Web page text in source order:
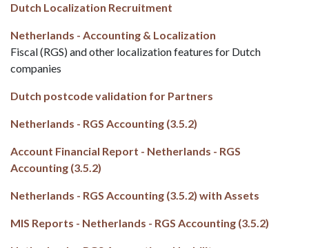
Dutch Localization Recruitment
Netherlands - Accounting & Localization
Fiscal (RGS) and other localization features for Dutch
companies
Dutch postcode validation for Partners
Netherlands - RGS Accounting (3.5.2)
Account Financial Report - Netherlands - RGS
Accounting (3.5.2)
Netherlands - RGS Accounting (3.5.2) with Assets
MIS Reports - Netherlands - RGS Accounting (3.5.2)